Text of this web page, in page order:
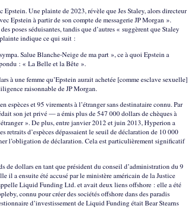
Une plainte de 2023, révèle que Jes Staley, alors directeur
Epstein à partir de son compte de messagerie JP Morgan ».
poses séduisantes, tandis que d’autres « suggèrent que Staley
indique ce qui suit :
Salue Blanche-Neige de ma part », ce à quoi Epstein a
: « La Belle et la Bête ».
à une femme qu’Epstein aurait achetée [comme esclave sexuelle]
raisonnable de JP Morgan.
espèces et 95 virements à l’étranger sans destinataire connu. Par
son jet privé — a émis plus de 547 000 dollars de chèques à
». De plus, entre janvier 2012 et juin 2013, Hyperion a
retraits d’espèces dépassaient le seuil de déclaration de 10 000
l’obligation de déclaration. Cela est particulièrement significatif
de dollars en tant que président du conseil d’administration du 9
il a ensuite été accusé par le ministère américain de la Justice
Liquid Funding Ltd. et avait deux liens offshore : elle a été
connu pour créer des sociétés offshore dans des paradis
d’investissement de Liquid Funding était Bear Stearns